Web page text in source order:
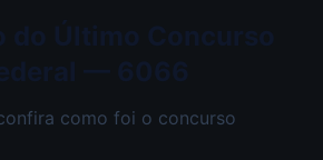
como foi o concurso